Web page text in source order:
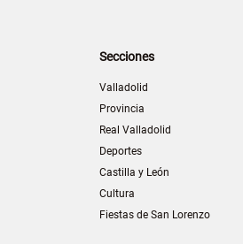
Secciones
Valladolid
Provincia
Real Valladolid
Deportes
Castilla y León
Cultura
Fiestas de San Lorenzo